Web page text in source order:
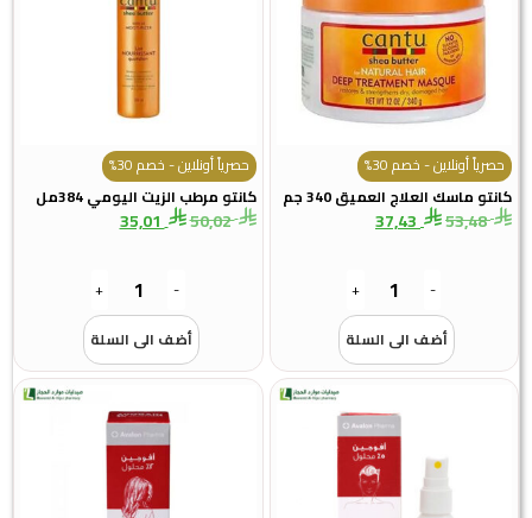
حصرياً أونلاين - خصم 30%
كانتو ماسك العلاج العميق 340 جم
53,48
37,43
-
+
أضف الى السلة
حصرياً أونلاين - خصم 30%
كانتو مرطب الزيت اليومي 384مل
50,02
35,01
-
+
أضف الى السلة